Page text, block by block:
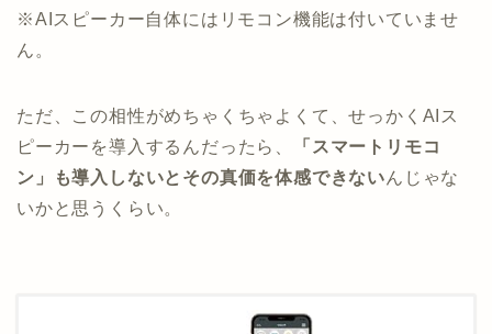
※AIスピーカー自体にはリモコン機能は付いていませ
ん。
ただ、この相性がめちゃくちゃよくて、せっかくAIス
ピーカーを導入するんだったら、
「スマートリモコ
ン」も導入しないとその真価を体感できないんじゃな
いかと思うくらい。